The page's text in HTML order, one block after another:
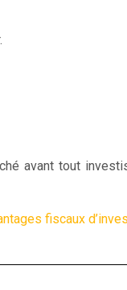
avant tout
fiscaux